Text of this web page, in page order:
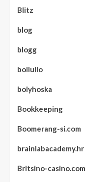
Blitz
blog
blogg
bollullo
bolyhoska
Bookkeeping
Boomerang-si.com
brainlabacademy.hr
Britsino-casino.com